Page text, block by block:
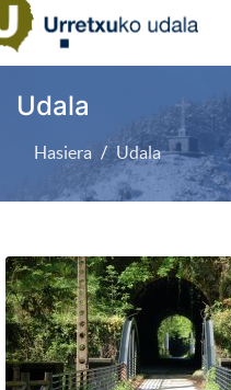
Udala
Hasiera Udala